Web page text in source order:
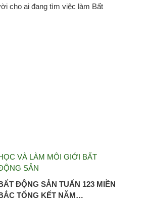
cho ai đang tìm việc làm Bất
VÀ LÀM MÔI GIỚI BẤT
SẢN
ĐỘNG SẢN TUẤN 123 MIỀN
TỔNG KẾT NĂM…